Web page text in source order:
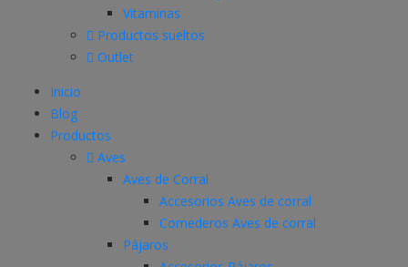
Vitaminas
Productos sueltos
Outlet
Inicio
Blog
Productos
Aves
Aves de Corral
Accesorios Aves de corral
Comederos Aves de corral
Pájaros